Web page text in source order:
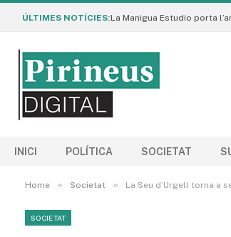
ÚLTIMES NOTÍCIES:
INICI POLÍTICA SOCIETAT
Home » Societat » La Seu d’Urgell torna a
SOCIETAT